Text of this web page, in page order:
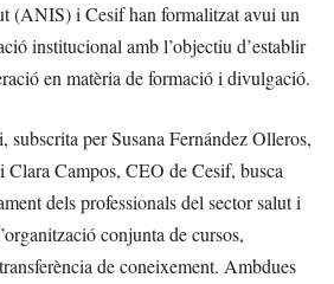
(ANIS) i Cesif han formalitzat avui un
institucional amb l’objectiu d’establir
en matèria de formació i divulgació.
subscrita per Susana Fernández Olleros,
Clara Campos, CEO de Cesif, busca
dels professionals del sector salut i
conjunta de cursos,
de coneixement. Ambdues